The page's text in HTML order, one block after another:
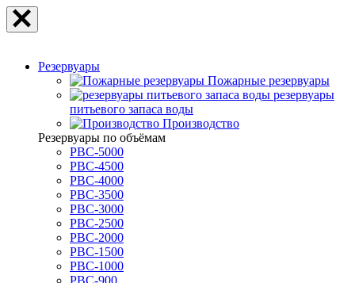
Резервуары
Пожарные резервуары
резервуары
питьевого запаса воды
Производство
Резервуары по объёмам
РВС-5000
РВС-4500
РВС-4000
РВС-3500
РВС-3000
РВС-2500
РВС-2000
РВС-1500
РВС-1000
РВС-900